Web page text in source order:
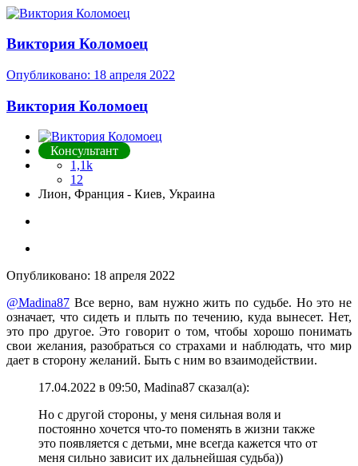
Виктория Коломоец
Опубликовано: 18 апреля 2022
Виктория Коломоец
Консультант
1,1k
12
Лион, Франция - Киев, Украина
Опубликовано: 18 апреля 2022
@Madina87 Все верно, вам нужно жить по судьбе. Но это не
означает, что сидеть и плыть по течению, куда вынесет. Нет,
это про другое. Это говорит о том, чтобы хорошо понимать
свои желания, разобраться со страхами и наблюдать, что мир
дает в сторону желаний. Быть с ним во взаимодействии.
17.04.2022 в 09:50, Madina87 сказал(а):
Но с другой стороны, у меня сильная воля и
постоянно хочется что-то поменять в жизни также
это появляется с детьми, мне всегда кажется что от
меня сильно зависит их дальнейшая судьба))